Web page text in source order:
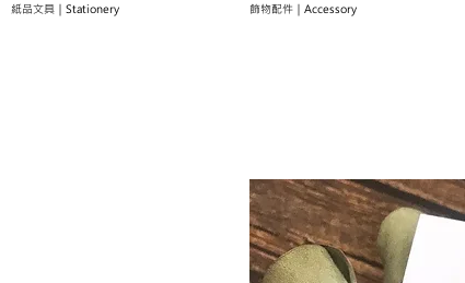
紙品文具｜Stationery 飾物配件｜Accessory